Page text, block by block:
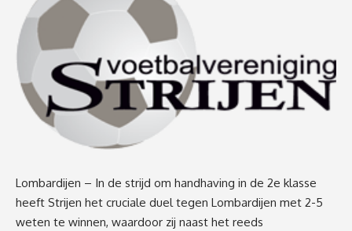
Lombardijen – In de strijd om handhaving in de 2e klasse
heeft Strijen het cruciale duel tegen Lombardijen met 2-5
weten te winnen, waardoor zij naast het reeds